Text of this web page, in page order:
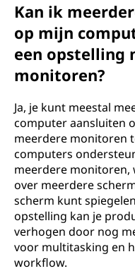
Kan ik
op mijn
een opstelling
monitoren?
Ja, je kunt meestal
computer aansluiten
meerdere monitoren
computers
meerdere monitoren,
over meerdere
scherm kunt
opstelling kan je
verhogen door nog
voor multitasking en
workflow.